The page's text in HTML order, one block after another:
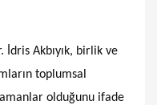
İdris Akbıyık, birlik ve
toplumsal
olduğunu ifade